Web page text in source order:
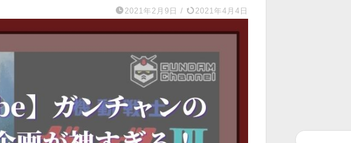
2021年2月9日 / 2021年4月4日